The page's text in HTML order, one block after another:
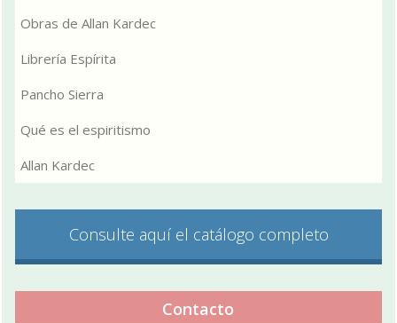
Obras de Allan Kardec
Librería Espírita
Pancho Sierra
Qué es el espiritismo
Allan Kardec
Consulte aquí el catálogo completo
Contacto